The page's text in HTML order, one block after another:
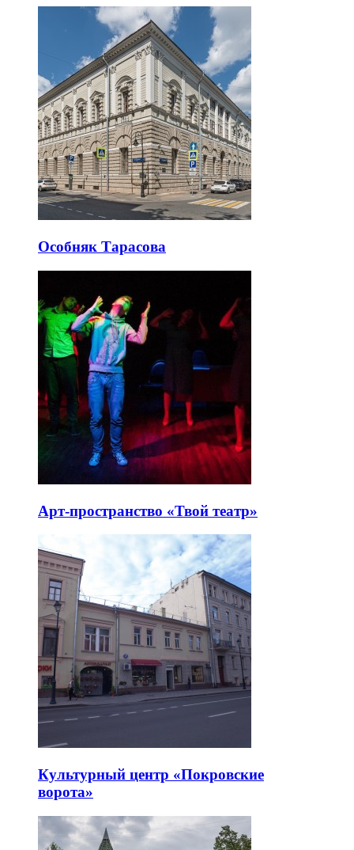
Особняк Тарасова
Арт-пространство «Твой театр»
Культурный центр «Покровские
ворота»